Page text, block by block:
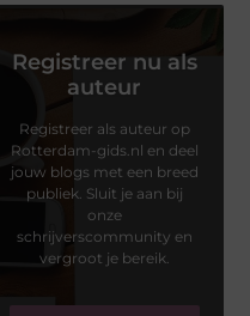
Registreer nu als
auteur
Registreer als auteur op
Rotterdam-gids.nl en deel
jouw blogs met een breed
publiek. Sluit je aan bij
onze
schrijverscommunity en
vergroot je bereik.